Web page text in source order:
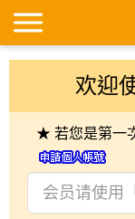
欢迎
★ 若您是第一